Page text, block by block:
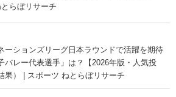
とらぼリサーチ
ーションズリーグ日本ラウンドで活躍を期待
バレー代表選手」は？【2026年版・人気投
果） | スポーツ ねとらぼリサーチ